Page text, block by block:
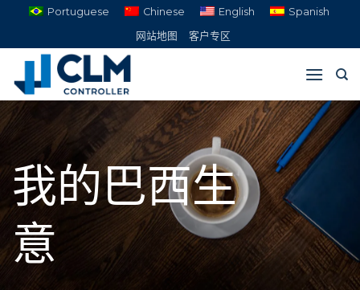
内
Portuguese Chinese English
Spanish
网站地图
客户专区
我的巴西生
意